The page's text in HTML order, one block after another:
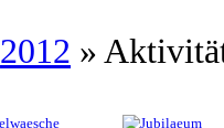
2012 »